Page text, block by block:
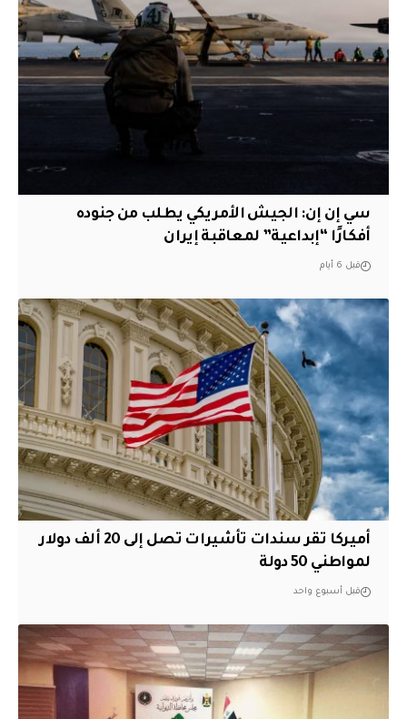
سي إن إن: الجيش الأمريكي يطلب من جنوده
أفكارًا “إبداعية” لمعاقبة إيران
قبل 6 أيام
أميركا تقر سندات تأشيرات تصل إلى 20 ألف دولار
لمواطني 50 دولة
قبل أسبوع واحد